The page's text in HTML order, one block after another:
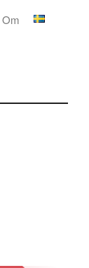
Om